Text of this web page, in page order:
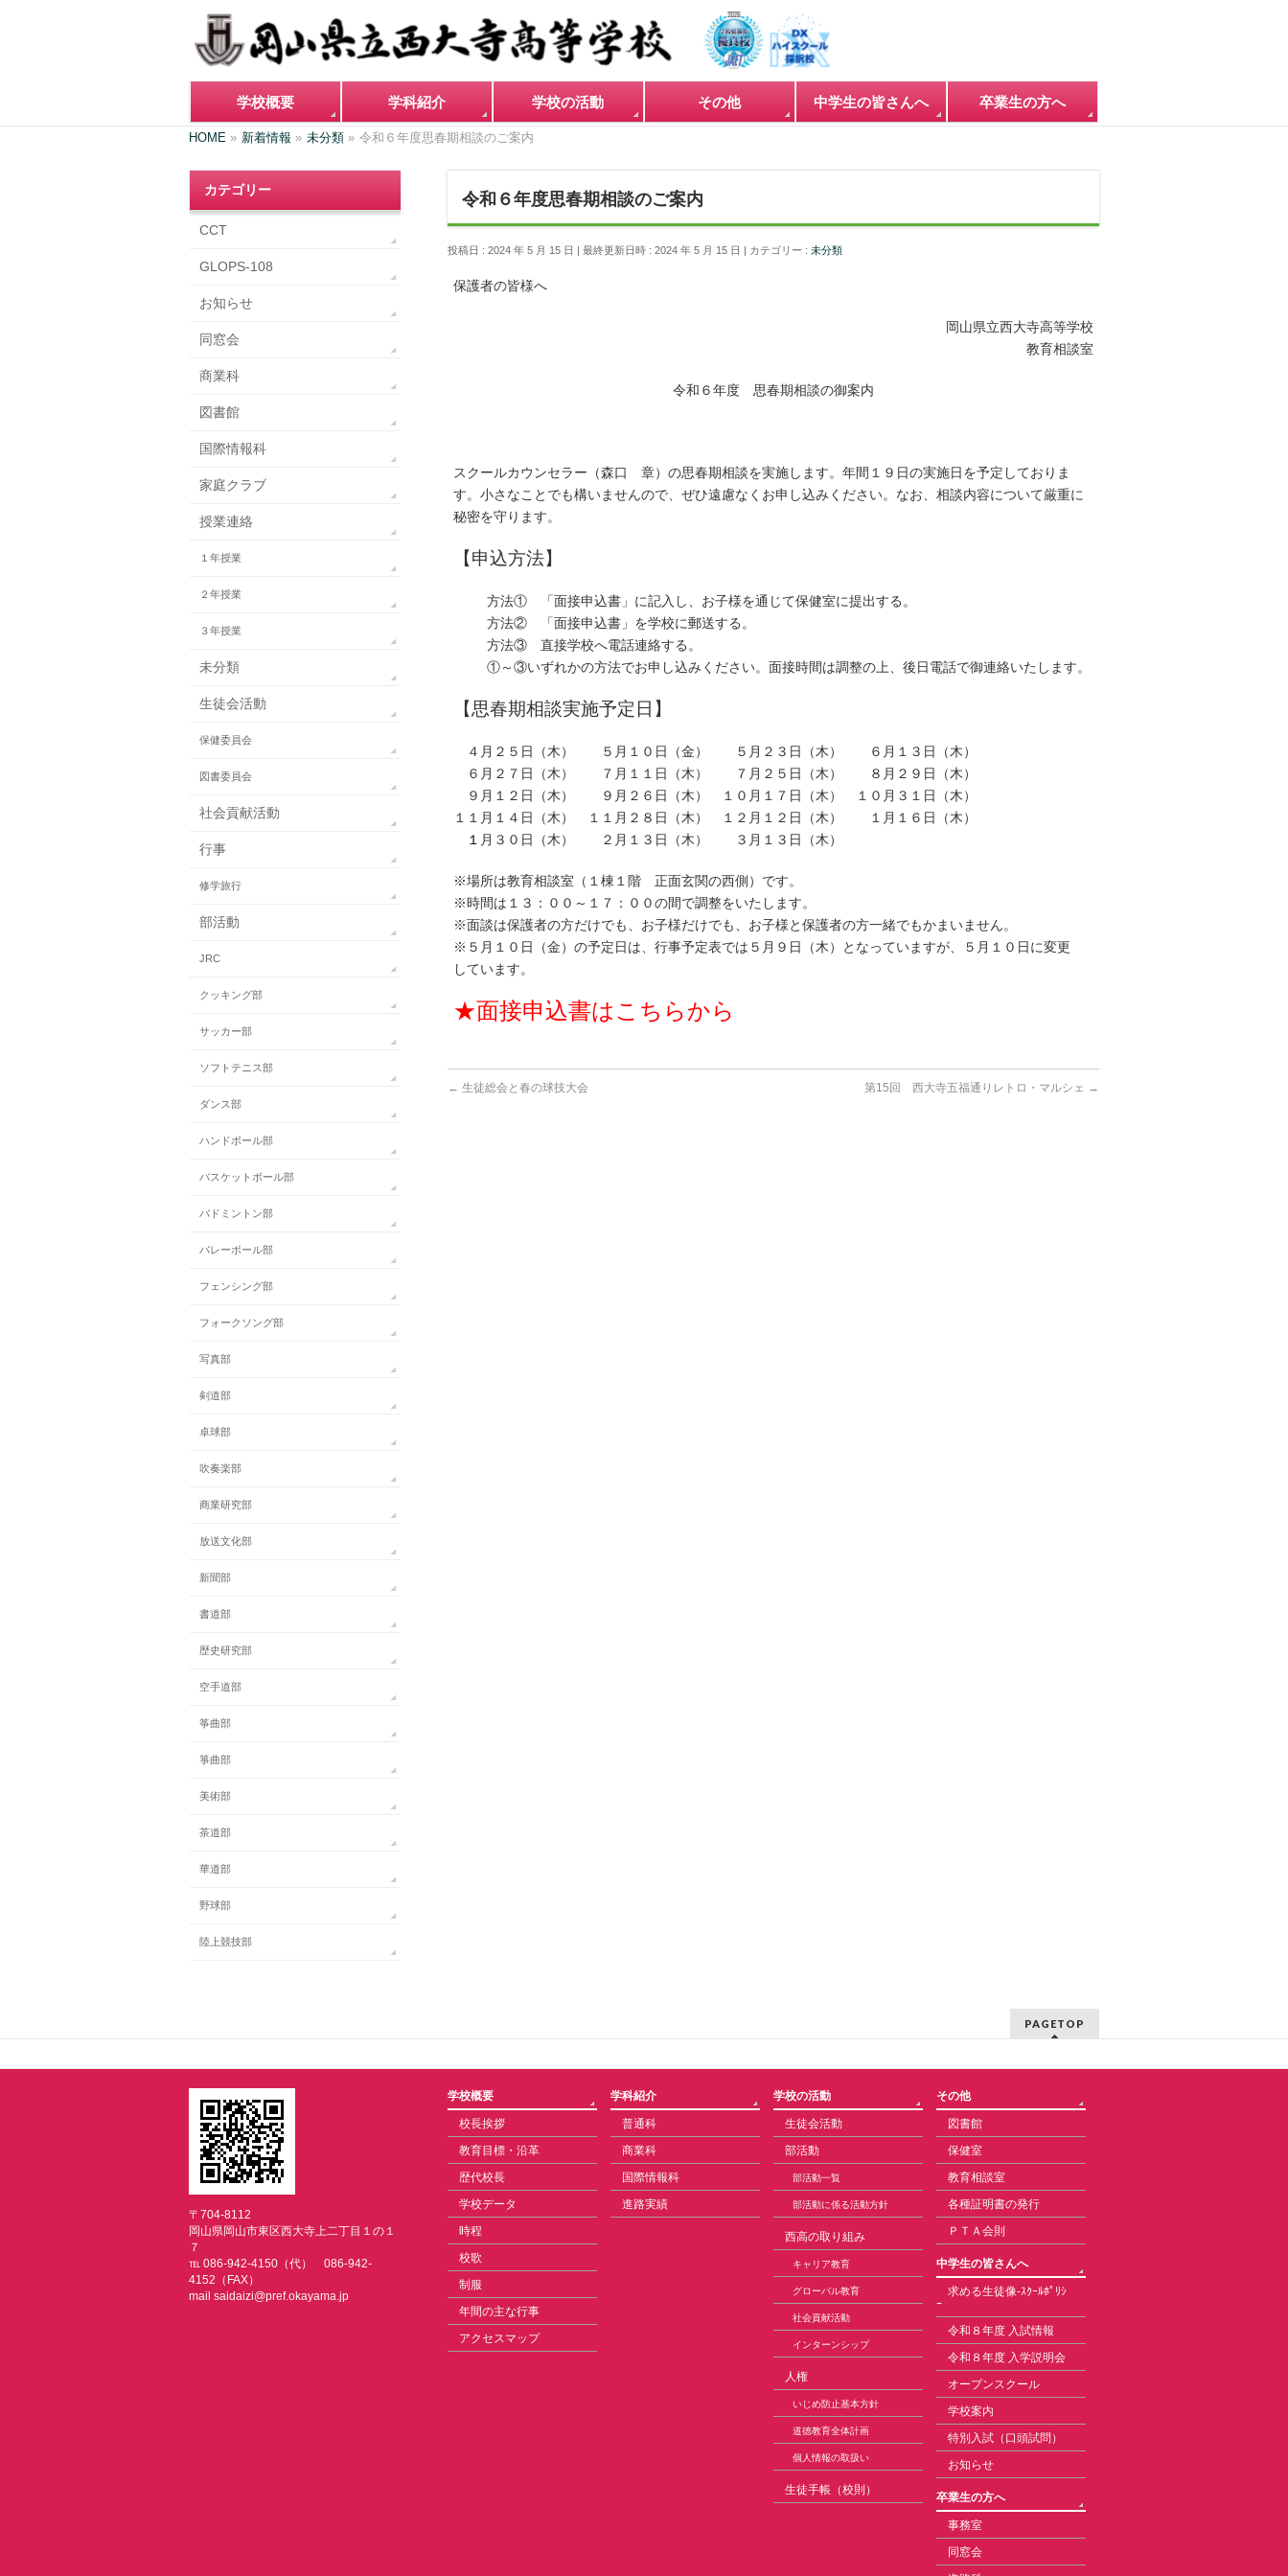
学校概要 学科紹介 学校の活動 その他 中学生の皆さんへ 卒業生の方へ
HOME » 新着情報 » 未分類 » 令和６年度思春期相談のご案内
令和６年度思春期相談のご案内
投稿日 : 2024 年 5 月 15 日 最終更新日時 : 2024 年 5 月 15 日 カテゴリー : 未分類
保護者の皆様へ
岡山県立西大寺高等学校
教育相談室
令和６年度 思春期相談の御案内
スクールカウンセラー（森口 章）の思春期相談を実施します。年間１９日の実施日を予定しておりま
す。小さなことでも構いませんので、ぜひ遠慮なくお申し込みください。なお、相談内容について厳重に
秘密を守ります。
【申込方法】
方法① 「面接申込書」に記入し、お子様を通じて保健室に提出する。
方法② 「面接申込書」を学校に郵送する。
方法③ 直接学校へ電話連絡する。
①～③いずれかの方法でお申し込みください。面接時間は調整の上、後日電話で御連絡いたします。
【思春期相談実施予定日】
４月２５日（木） ５月１０日（金） ５月２３日（木） ６月１３日（木）
６ 月２７日（木） ７月１１日（木） ７月２５日（木） ８月２９日（木）
９月１２日（木） ９月２６日（木） １０月１７日（木） １０月３１日（木）
１１月１４日（木） １１月２８日（木） １２月１２日（木） １月１６日（木）
１ 月３０日（木） ２月１３日（木） ３月１３日（木）
※場所は教育相談室（１棟１階 正面玄関の西側）です。
※時間は１３：００～１７：００の間で調整をいたします。
※面談は保護者の方だけでも、お子様だけでも、お子様と保護者の方一緒でもかまいません。
※５月１０日（金）の予定日は、行事予定表では５月９日（木）となっていますが、５月１０日に変更
しています。
★面接申込書はこちらから
← 生徒総会と春の球技大会 第15回 西大寺五福通りレトロ・マルシェ →
カテゴリー
CCT
GLOPS-108
お知らせ
同窓会
商業科
図書館
国際情報科
家庭クラブ
授業連絡
１年授業
２年授業
３年授業
未分類
生徒会活動
保健委員会
図書委員会
社会貢献活動
行事
修学旅行
部活動
JRC
クッキング部
サッカー部
ソフトテニス部
ダンス部
ハンドボール部
バスケットボール部
バドミントン部
バレーボール部
フェンシング部
フォークソング部
写真部
剣道部
卓球部
吹奏楽部
商業研究部
放送文化部
新聞部
書道部
歴史研究部
空手道部
筝曲部
箏曲部
美術部
茶道部
華道部
野球部
陸上競技部
PAGETOP
〒704-8112
岡山県岡山市東区西大寺上二丁目１の１
７
℡ 086-942-4150（代） 086-942-
4152（FAX）
mail saidaizi@pref.okayama.jp
学校概要
校長挨拶
教育目標・沿革
歴代校長
学校データ
時程
校歌
制服
年間の主な行事
アクセスマップ
学科紹介
普通科
商業科
国際情報科
進路実績
学校の活動
生徒会活動
部活動
部活動一覧
部活動に係る活動方針
西高の取り組み
キャリア教育
グローバル教育
社会貢献活動
インターンシップ
人権
いじめ防止基本方針
道徳教育全体計画
個人情報の取扱い
生徒手帳（校則）
その他
図書館
保健室
教育相談室
各種証明書の発行
ＰＴＡ会則
中学生の皆さんへ
求める生徒像-ｽｸｰﾙﾎﾟﾘｼ
ｰ
令和８年度 入試情報
令和８年度 入学説明会
オープンスクール
学校案内
特別入試（口頭試問）
お知らせ
卒業生の方へ
事務室
同窓会